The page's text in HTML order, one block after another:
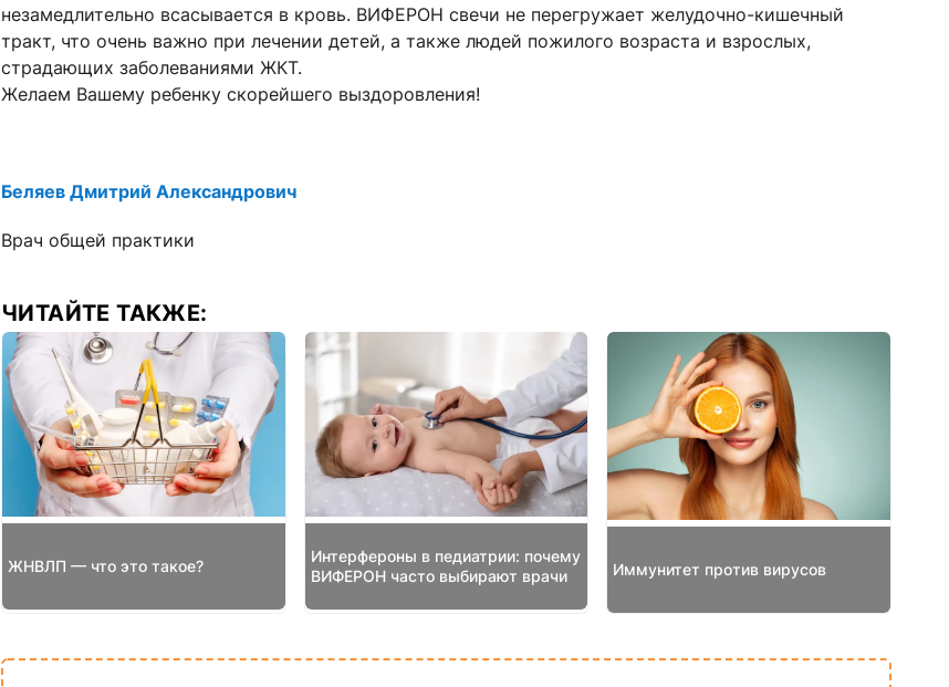
незамедлительно всасывается в кровь. ВИФЕРОН свечи не перегружает желудочно-кишечный
тракт, что очень важно при лечении детей, а также людей пожилого возраста и взрослых,
страдающих заболеваниями ЖКТ.
Желаем Вашему ребенку скорейшего выздоровления!
Беляев Дмитрий Александрович
Врач общей практики
ЧИТАЙТЕ ТАКЖЕ:
ЖНВЛП — что это такое?
Интерфероны в педиатрии: почему
ВИФЕРОН часто выбирают врачи
Иммунитет против вирусов